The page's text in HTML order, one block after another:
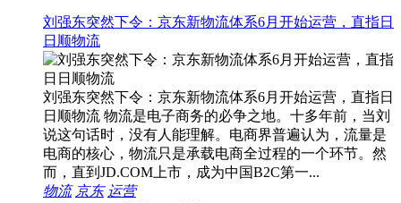
刘强东突然下令：京东新物流体系6月开始运营，直指日
日顺物流
刘强东突然下令：京东新物流体系6月开始运营，直指日
日顺物流 物流是电子商务的必争之地。十多年前，当刘
说这句话时，没有人能理解。电商界普遍认为，流量是
电商的核心，物流只是承载电商全过程的一个环节。然
而，直到JD.COM上市，成为中国B2C第一...
物流 京东 运营